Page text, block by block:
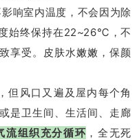
影响室内温度，不会因为除
始终保持在22~26℃，不
享受。皮肤水嫩嫩，保颜
风口又遍及屋内每个角
是卫生间、生活间、走廊
流组织充分循环 ，全无死